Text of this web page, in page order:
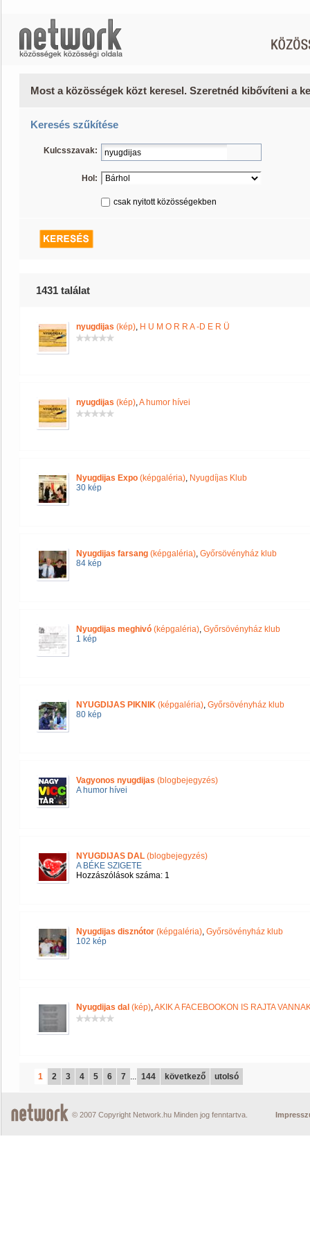
Most a közösségek közt keresel. Szeretnéd kibővíteni a
Keresés szűkítése
Kulcsszavak:
Hol:
csak nyitott közösségekben
1431 találat
nyugdijas (kép), H U M O R R A -D E R Ü
nyugdijas (kép),A humor hívei
Nyugdijas Expo (képgaléria), Nyugdíjas Klub
30 kép
Nyugdijas farsang (képgaléria), Győrsövényház klub
84 kép
Nyugdijas meghivó (képgaléria), Győrsövényház klub
1 kép
NYUGDIJAS PIKNIK (képgaléria), Győrsövényház klub
80 kép
Vagyonos nyugdijas (blogbejegyzés)
A humor hívei
NYUGDIJAS DAL (blogbejegyzés)
A BÉKE SZIGETE
Hozzászólások száma: 1
Nyugdijas disznótor (képgaléria), Győrsövényház klub
102 kép
Nyugdijas dal (kép),AKIK A FACEBOOKON IS RAJTA
1 2 3 4 5 6 7 ... 144 következő utolsó
© 2007 Copyright Network.hu Minden jog fenntartva.